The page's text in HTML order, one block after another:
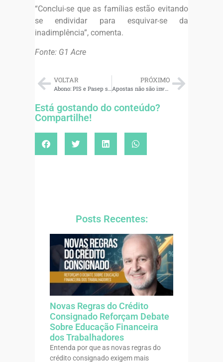
“Conclui-se que as famílias estão evitando
se endividar para esquivar-se da
inadimplência”, comenta.
Fonte: G1 Acre
VOLTAR
Abono: PIS e Pasep serão pagos dia 15 para nascidos em setembro e outubro
PRÓXIMO
Apostas não são investimentos: priorize a saúde de suas finanças
Está gostando do conteúdo?
Compartilhe!
Posts Recentes:
Novas Regras do Crédito
Consignado Reforçam Debate
Sobre Educação Financeira
dos Trabalhadores
Entenda por que as novas regras do
crédito consignado exigem mais